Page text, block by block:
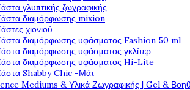
γλυπτικής ζωγραφικής
διαμόρφωσης mixion
χιονιού
διαμόρφωσης υφάσματος Fashion 50 ml
διαμόρφωσης υφάσματος γκλίτερ
διαμόρφωσης υφάσματος Hi-Lite
Shabby Chic -Μάτ
Mediums & Υλικά Ζωγραφικής | Gel &